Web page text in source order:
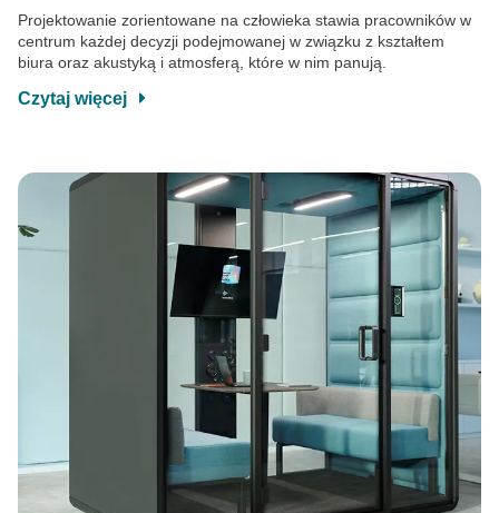
Projektowanie zorientowane na człowieka stawia pracowników w
centrum każdej decyzji podejmowanej w związku z kształtem
biura oraz akustyką i atmosferą, które w nim panują.
Czytaj więcej